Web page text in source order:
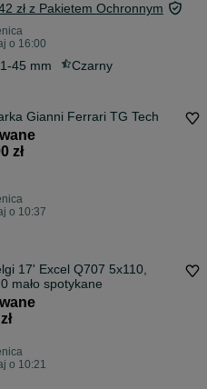
zł z Pakietem Ochronnym
o 16:00
45 mm Czarny
Gianni Ferrari TG Tech
zł
o 10:37
17' Excel Q707 5x110,
mało spotykane
o 10:21